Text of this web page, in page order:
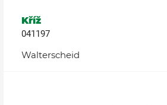
Kříž
041197
Walterscheid